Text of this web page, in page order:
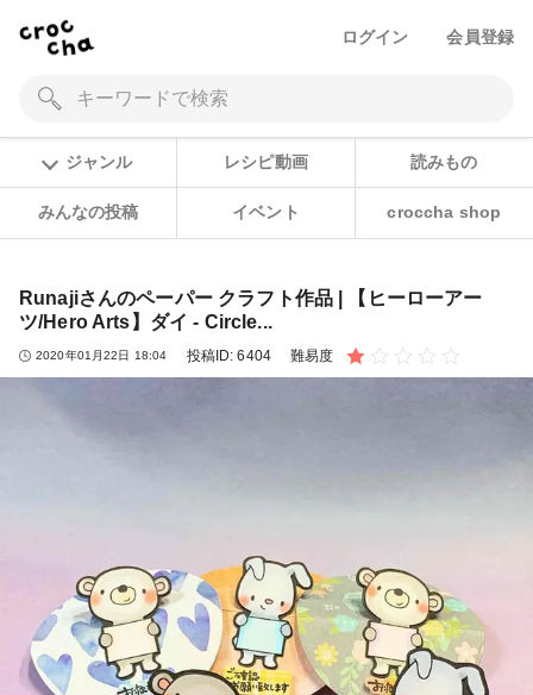
ログイン 会員登録
ジャンル レシピ動画 読みもの
みんなの投稿 イベント croccha shop
Runajiさんのペーパー クラフト作品 | 【ヒーローアー
ツ/Hero Arts】ダイ - Circle...
2020年01月22日 18:04 投稿ID:6404 難易度